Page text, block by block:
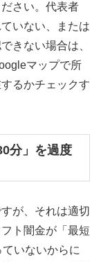
さい。代表者
いない、または
きない場合は、
マップで所
るかチェックす
分」を過度
が、それは適切
ト闇金が「最短
いないからに